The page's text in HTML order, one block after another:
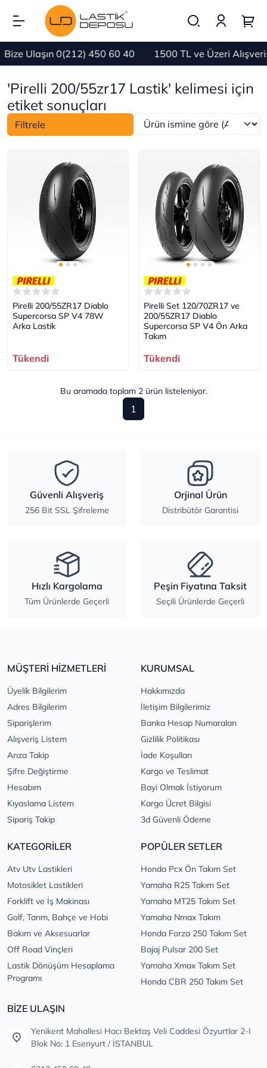
Ulaşın 0(212) 450 60 40 1500 TL ve Üzeri
'Pirelli 200/55zr17 Lastik' kelimesi için
etiket sonuçları
Filtrele
Pirelli 200/55ZR17 Diablo
Supercorsa SP V4 78W
Arka Lastik
Tükendi
Pirelli Set 120/70ZR17 ve
200/55ZR17 Diablo
Supercorsa SP V4 Ön Arka
Takım
Tükendi
Bu aramada toplam 2ürün listeleniyor.
1
Güvenli Alışveriş
256 Bit SSL Şifreleme
Orjinal Ürün
Distribütör Garantisi
Hızlı Kargolama
Tüm Ürünlerde Geçerli
Peşin Fiyatına Taksit
Seçili Ürünlerde Geçerli
MÜŞTERİ HİZMETLERİ
Üyelik Bilgilerim
Adres Bilgilerim
Siparişlerim
Alışveriş Listem
Arıza Takip
Şifre Değiştirme
Hesabım
Kıyaslama Listem
Sipariş Takip
KURUMSAL
Hakkımızda
İletişim Bilgilerimiz
Banka Hesap Numaraları
Gizlilik Politikası
İade Koşulları
Kargo ve Teslimat
Bayi Olmak İstiyorum
Kargo Ücret Bilgisi
3d Güvenli Ödeme
KATEGORİLER
Atv Utv Lastikleri
Motosiklet Lastikleri
Forklift ve İş Makinası
Golf, Tarım, Bahçe ve Hobi
Bakım ve Aksesuarlar
Off Road Vinçleri
Lastik Dönüşüm Hesaplama
Programı
POPÜLER SETLER
Honda Pcx Ön Takım Set
Yamaha R25 Takım Set
Yamaha MT25 Takım Set
Yamaha Nmax Takım
Honda Forza 250 Takım Set
Bajaj Pulsar 200 Set
Yamaha Xmax Takım Set
Honda CBR 250 Takım Set
BİZE ULAŞIN
Yenikent Mahallesi Hacı Bektaş Veli Caddesi Özyurtlar 2-I
Blok No: 1 Esenyurt / İSTANBUL